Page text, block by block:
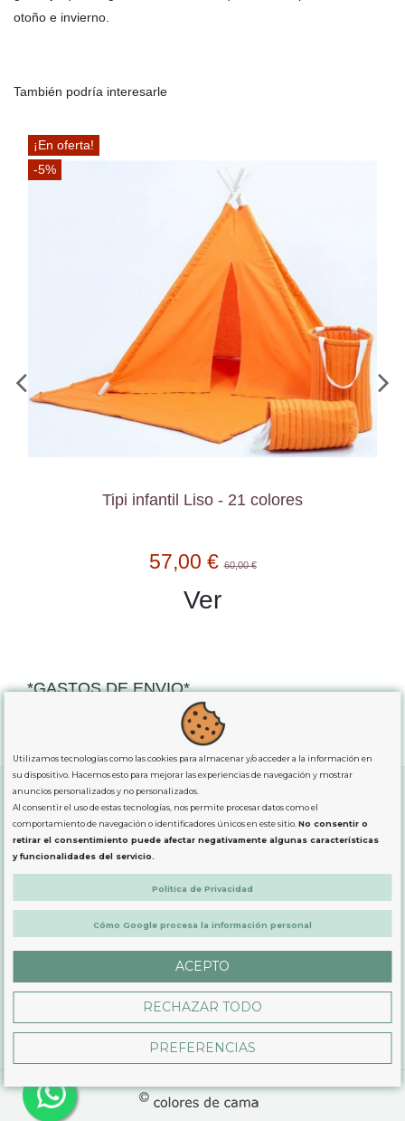
otoño e invierno.
También podría interesarle
¡En oferta!
-5%
Tipi infantil Liso - 21 colores
57,00 €60,00 €
Ver
*GASTOS DE ENVIO*
para comprassuperiores a 80€
exclusiva para la peninsula.
SOBRE NOSOTROS
LEGAL
PRODUCTOS
CONTÁCTANOS
Utilizamos tecnologías como las cookies para almacenar y/o acceder a la información en
su dispositivo. Hacemos esto para mejorar las experiencias de navegación y mostrar
anuncios personalizados y no personalizados.
Al consentir el uso de estas tecnologías, nos permite procesar datos como el
comportamiento de navegación o identificadores únicos en este sitio.No consentir o
retirar el consentimiento puede afectar negativamente algunas características
y funcionalidades del servicio.
Política de Privacidad
Cómo Google procesa la información personal
ACEPTO
RECHAZAR TODO
PREFERENCIAS